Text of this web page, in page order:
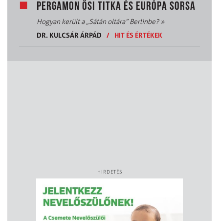
PERGAMON ŐSI TITKA ÉS EURÓPA SORSA
Hogyan került a „Sátán oltára” Berlinbe?»
DR. KULCSÁR ÁRPÁD
/ HIT ÉS ÉRTÉKEK
HIRDETÉS